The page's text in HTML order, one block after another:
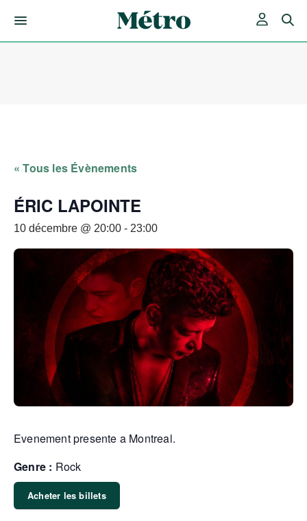
« Tous les Évènements
ÉRIC LAPOINTE
10 décembre @ 20:00 - 23:00
Evenement presente a Montreal.
Genre : Rock
Acheter les billets